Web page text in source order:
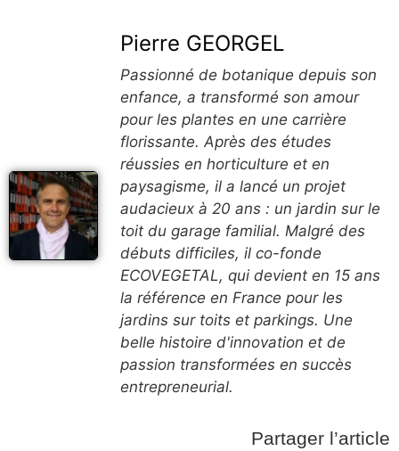
Pierre GEORGEL
Passionné de botanique depuis son
enfance, a transformé son amour
pour les plantes en une carrière
florissante. Après des études
réussies en horticulture et en
paysagisme, il a lancé un projet
audacieux à 20 ans : un jardin sur le
toit du garage familial. Malgré des
débuts difficiles, il co-fonde
ECOVEGETAL, qui devient en 15 ans
la référence en France pour les
jardins sur toits et parkings. Une
belle histoire d'innovation et de
passion transformées en succès
entrepreneurial.
Partager l’article